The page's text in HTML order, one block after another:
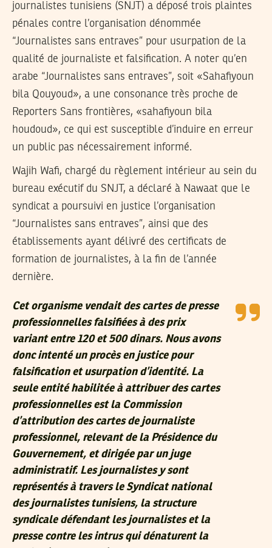
journalistes tunisiens (SNJT) a déposé trois plaintes
pénales contre l’organisation dénommée
“Journalistes sans entraves” pour usurpation de la
qualité de journaliste et falsification. A noter qu’en
arabe “Journalistes sans entraves”, soit «Sahafiyoun
bila Qouyoud», a une consonance très proche de
Reporters Sans frontières, «sahafiyoun bila
houdoud», ce qui est susceptible d’induire en erreur
un public pas nécessairement informé.
Wajih Wafi, chargé du règlement intérieur au sein du
bureau exécutif du SNJT, a déclaré à Nawaat que le
syndicat a poursuivi en justice l’organisation
“Journalistes sans entraves”, ainsi que des
établissements ayant délivré des certificats de
formation de journalistes, à la fin de l’année
dernière.
Cet organisme vendait des cartes de presse
professionnelles falsifiées à des prix
variant entre 120 et 500 dinars. Nous avons
donc intenté un procès en justice pour
falsification et usurpation d’identité. La
seule entité habilitée à attribuer des cartes
professionnelles est la Commission
d’attribution des cartes de journaliste
professionnel, relevant de la Présidence du
Gouvernement, et dirigée par un juge
administratif. Les journalistes y sont
représentés à travers le Syndicat national
des journalistes tunisiens, la structure
syndicale défendant les journalistes et la
presse contre les intrus qui dénaturent la